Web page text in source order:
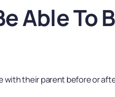
Able To
with their parent before or